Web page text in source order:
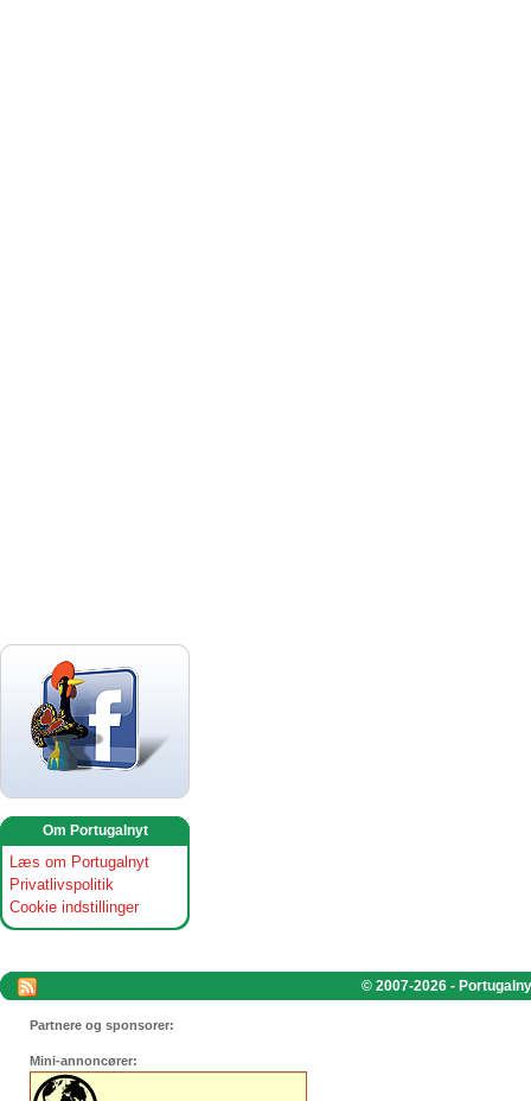
Om Portugalnyt
Læs om Portugalnyt
Privatlivspolitik
Cookie indstillinger
© 2007-2026 -
Partnere og sponsorer:
Mini-annoncører: